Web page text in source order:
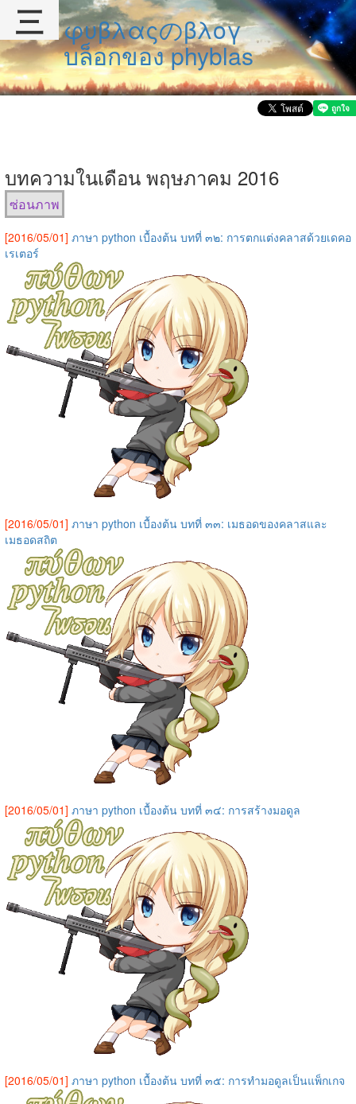
φυβλαςのβλογ
บล็อกของ phyblas
บทความในเดือน พฤษภาคม 2016
ซ่อนภาพ
[2016/05/01] ภาษา python เบื้องต้น บทที่ ๓๒: การตกแต่งคลาสด้วยเดคอ
เรเตอร์
[2016/05/01] ภาษา python เบื้องต้น บทที่ ๓๓: เมธอดของคลาสและ
เมธอดสถิต
[2016/05/01] ภาษา python เบื้องต้น บทที่ ๓๔: การสร้างมอดูล
[2016/05/01] ภาษา python เบื้องต้น บทที่ ๓๕: การทำมอดูลเป็นแพ็กเกจ
三